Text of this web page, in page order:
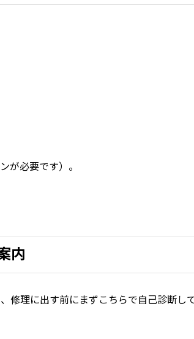
が必要です）。
内
修理に出す前にまずこちらで自己診断し